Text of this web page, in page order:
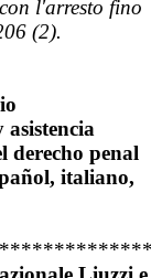
l'arresto fino
(2).
derecho penal
italiano,